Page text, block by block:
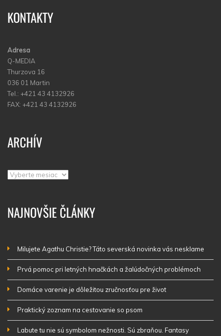
KONTAKTY
Adresa
Q-MEDIA
Thurzova 16
036 01 Martin
Tel.: +421 43 4132926
FAX: +421 43 4132926
ARCHÍV
Archív
NAJNOVŠIE ČLÁNKY
Milujete Agathu Christie? Táto severská novinka vás nesklame
Prvá pomoc pri letných hnačkách a žalúdočných problémoch
Domáce varenie je dôležitou zručnosťou pre život
Praktický zoznam na cestovanie so psom
Labute tu nie sú symbolom nežnosti. Sú zbraňou. Fantasy